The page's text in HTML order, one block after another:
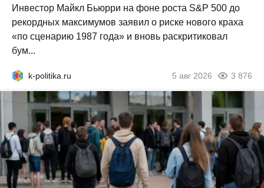
Инвестор Майкл Бьюрри на фоне роста S&P 500 до
рекордных максимумов заявил о риске нового краха
«по сценарию 1987 года» и вновь раскритиковал
бум...
k-politika.ru 5 авг 2026 3 876